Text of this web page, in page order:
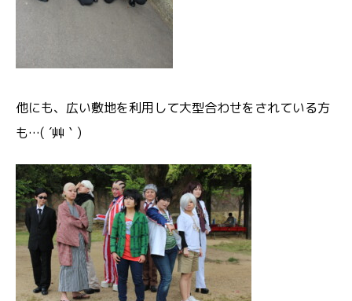
他にも、広い敷地を利用して大型合わせをされている方
も…( ´艸｀)